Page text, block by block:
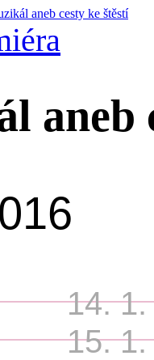
aneb cesty ke štěstí
aneb
14.
15. 1.